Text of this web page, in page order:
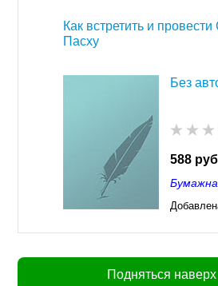
Как встретить и
Пасху
Без
588
Подняться наверх